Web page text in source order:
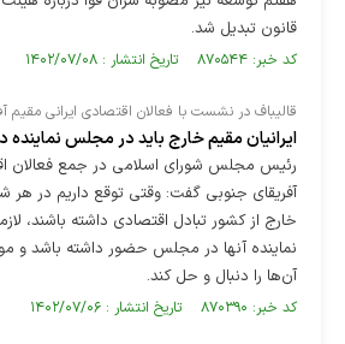
قانون تبدیل شد.
کد خبر: ۸۷۰۵۴۴ تاریخ انتشار : ۱۴۰۲/۰۷/۰۸
قالیباف در نشست با فعالان اقتصادی ایرانی مقیم
ایرانیان مقیم خارج باید در مجلس نماینده
رئیس مجلس شورای اسلامی در جمع فعالان
آفریقای جنوبی گفت: وقتی توقع داریم در هر
خارج از کشور تبادل اقتصادی داشته باشند،
نماینده آنها در مجلس حضور داشته باشد و
آن‌ها را دنبال و حل کند.
کد خبر: ۸۷۰۳۹۰ تاریخ انتشار : ۱۴۰۲/۰۷/۰۶